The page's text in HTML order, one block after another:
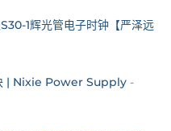
1辉光管电子时钟【严泽远
| Nixie Power Supply -